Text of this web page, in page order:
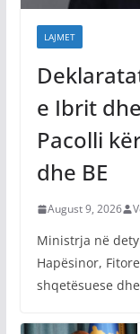
LAJMET
e Ibrit
Pacolli
dhe BE
August 9, 2026
Ministrja në
Hapësinor,
shqetësuese